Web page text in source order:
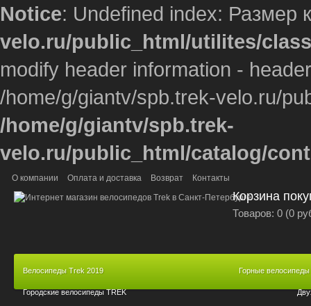
Notice: Undefined index: Размер
velo.ru/public_html/utilites/
modify header information -
/home/g/giantv/spb.trek-velo.ru/
/home/g/giantv/spb.trek-
velo.ru/public_html/catalog/
Корзина
Товаров: 0 (0
О компании Оплата и доставка Возврат Контакты
Велосипеды Trek 2019 Горные велосипеды
Городские велосипеды TREK